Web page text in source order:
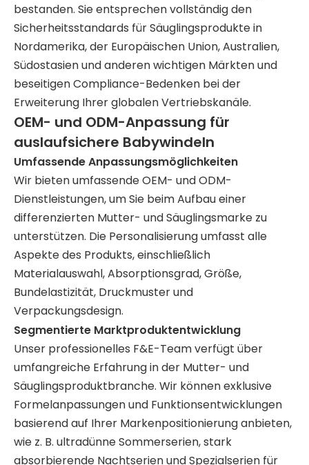
bestanden. Sie entsprechen vollständig den
Sicherheitsstandards für Säuglingsprodukte in
Nordamerika, der Europäischen Union, Australien,
Südostasien und anderen wichtigen Märkten und
beseitigen Compliance-Bedenken bei der
Erweiterung Ihrer globalen Vertriebskanäle.
OEM- und ODM-Anpassung für
auslaufsichere Babywindeln
Umfassende Anpassungsmöglichkeiten
Wir bieten umfassende OEM- und ODM-
Dienstleistungen, um Sie beim Aufbau einer
differenzierten Mutter- und Säuglingsmarke zu
unterstützen. Die Personalisierung umfasst alle
Aspekte des Produkts, einschließlich
Materialauswahl, Absorptionsgrad, Größe,
Bundelastizität, Druckmuster und
Verpackungsdesign.
Segmentierte Marktproduktentwicklung
Unser professionelles F&E-Team verfügt über
umfangreiche Erfahrung in der Mutter- und
Säuglingsproduktbranche. Wir können exklusive
Formelanpassungen und Funktionsentwicklungen
basierend auf Ihrer Markenpositionierung anbieten,
wie z. B. ultradünne Sommerserien, stark
absorbierende Nachtserien und Spezialserien für